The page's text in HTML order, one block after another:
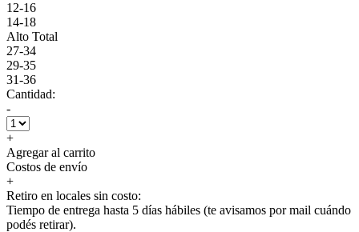
12-16
14-18
Alto Total
27-34
29-35
31-36
Cantidad:
-
+
Agregar al carrito
Costos de envío
+
Retiro en locales sin costo:
Tiempo de entrega hasta 5 días hábiles (te avisamos por mail cuándo
podés retirar).